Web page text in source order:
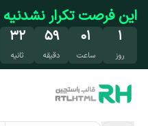
رفتن به محتوای اصلی
این فرصت تکرار نشدنیه
۱
روز
۰۱
ساعت
۵۹
دقیقه
۳۲
ثانیه